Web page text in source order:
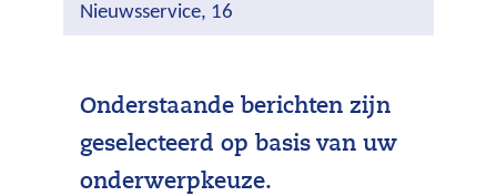
Nieuwsservice, 16
Onderstaande berichten zijn
geselecteerd op basis van uw
onderwerpkeuze.